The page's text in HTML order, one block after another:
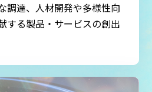
調達、人材開発や多様性向
する製品・サービスの創出
ナンス
ライアンス
ト